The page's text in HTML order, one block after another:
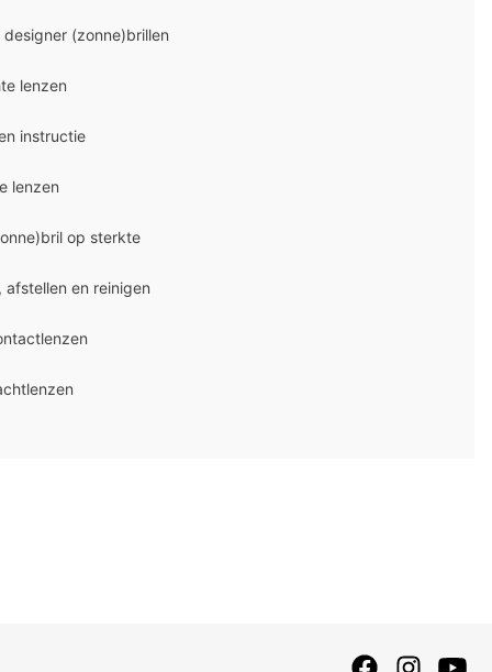
(zonne)brillen
lenzen
instructie
lenzen
op sterkte
afstellen en reinigen